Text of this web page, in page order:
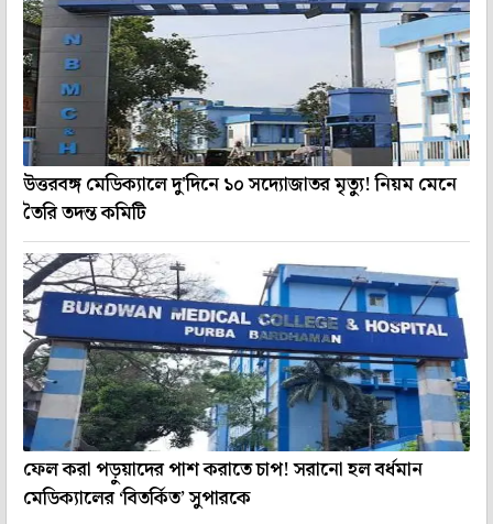
উত্তরবঙ্গ মেডিক্যালে দু'দিনে ১০ সদ্যোজাতর মৃত্যু! নিয়ম মেনে
তৈরি তদন্ত কমিটি
ফেল করা পড়ুয়াদের পাশ করাতে চাপ! সরানো হল বর্ধমান
মেডিক্যালের ‘বিতর্কিত’ সুপারকে